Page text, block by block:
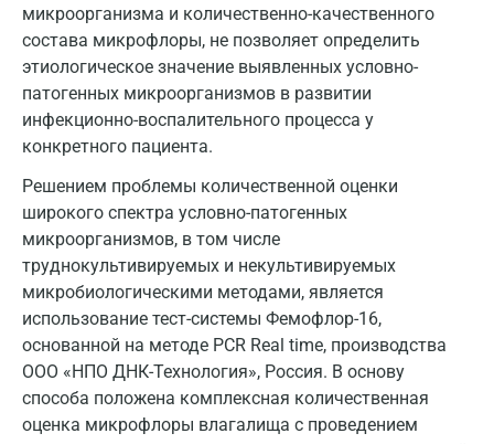
микроорганизма и количественно-качественного
состава микрофлоры, не позволяет определить
этиологическое значение выявленных условно-
патогенных микроорганизмов в развитии
инфекционно-воспалительного процесса у
конкретного пациента.
Решением проблемы количественной оценки
широкого спектра условно-патогенных
микроорганизмов, в том числе
труднокультивируемых и некультивируемых
микробиологическими методами, является
использование тест-системы Фемофлор-16,
основанной на методе PCR Real time, производства
ООО «НПО ДНК-Технология», Россия. В основу
способа положена комплексная количественная
оценка микрофлоры влагалища с проведением
Сургут
Тамбов
Тверь
Тольятти
Томск
Туапсе
Тула
Тюмень
Ульяновск